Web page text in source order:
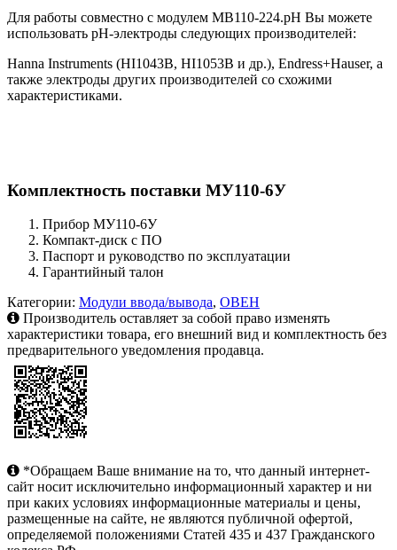
Для работы совместно с модулем МВ110-224.pH Вы можете
использовать pH-электроды следующих производителей:
Hanna Instruments (HI1043B, HI1053B и др.), Endress+Hauser, а
также электроды других производителей со схожими
характеристиками.
Комплектность поставки МУ110-6У
Прибор МУ110-6У
Компакт-диск с ПО
Паспорт и руководство по эксплуатации
Гарантийный талон
Категории: Модули ввода/вывода, ОВЕН
Производитель оставляет за собой право изменять
характеристики товара, его внешний вид и комплектность без
предварительного уведомления продавца.
*Обращаем Ваше внимание на то, что данный интернет-
сайт носит исключительно информационный характер и ни
при каких условиях информационные материалы и цены,
размещенные на сайте, не являются публичной офертой,
определяемой положениями Статей 435 и 437 Гражданского